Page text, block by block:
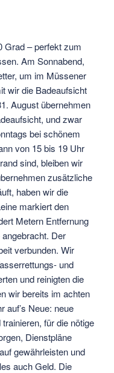
Grad – perfekt zum
Am Sonnabend,
um im Müssener
wir die Badeaufsicht
August übernehmen
und zwar
bei schönem
von 15 bis 19 Uhr
sind, bleiben wir
zusätzliche
haben wir die
markiert den
Metern Entfernung
Der
verbunden. Wir
und
und reinigten die
wir bereits im achten
auf’s Neue: neue
für die nötige
Dienstpläne
gewährleisten und
auch Geld. Die